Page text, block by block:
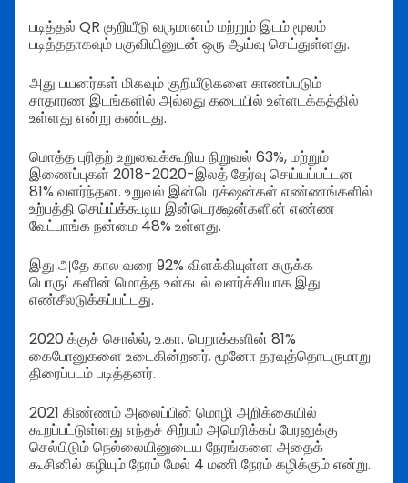
படித்தல் QR குறியீடு வருமானம் மற்றும் இடம் மூலம்
படித்ததாகவும் பகுவியினுடன் ஒரு ஆய்வு செய்துள்ளது.
அது பயனர்கள் மிகவும் குறியீடுகளை காணப்படும்
சாதாரண இடங்களில் அல்லது கடையில் உள்ளடக்கத்தில்
உள்ளது என்று கண்டது.
மொத்த புரிதற் உறுவைக்கூறிய நிறுவல் 63%, மற்றும்
இணைப்புகள் 2018-2020-இலத் தேர்வு செய்யப்பட்டன
81% வளர்ந்தன. உறுவல் இன்டெரக்‌ஷன்கள் எண்ணங்களில்
உற்பத்தி செய்ய்க்கூடிய இன்டெரக்ஷன்களின் எண்ண
வேட்பாங்க நன்மை 48% உள்ளது.
இது அதே கால வரை 92% விளக்கியுள்ள சுருக்க
பொருட்களின் மொத்த உள்கடல் வளர்ச்சியாக இது
எண்சீலடுக்கப்பட்டது.
2020 க்குச் சொல்ல், உ.கா. பெறாக்களின் 81%
கைபோனுகளை உடைகின்றனர். மூனோ தரவுத்தொடருமாறு
திரைப்படம் படித்தனர்.
2021 கிண்ணம் அலைப்பின் மொழி அறிக்கையில்
கூறப்பட்டுள்ளது எந்தச் சிற்பம் அமெரிக்கப் பேரனுக்கு
செல்பிடும் நெல்லையினுடைய நேரங்களை அதைக்
கூசினில் கழியும் நேரம் மேல் 4 மணி நேரம் கழிக்கும் என்று.